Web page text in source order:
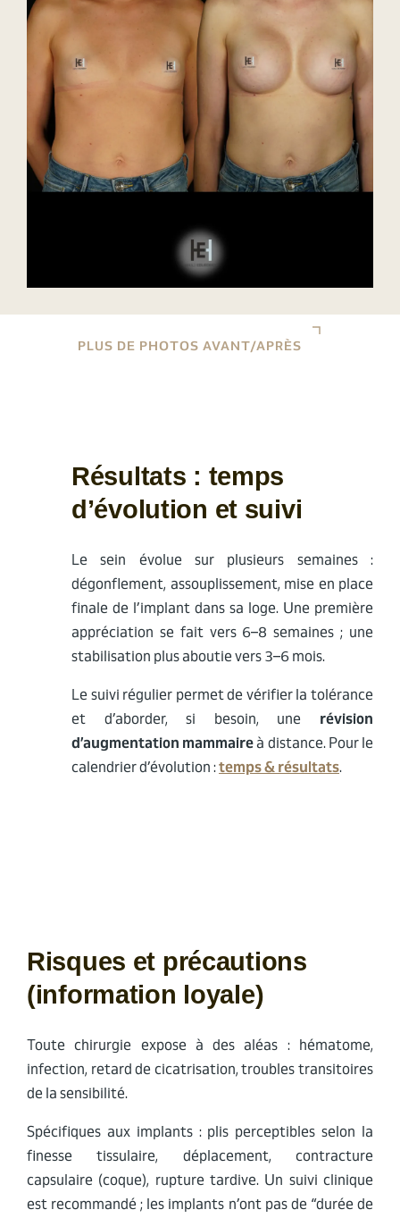
PLUS DE PHOTOS AVANT/APRÈS
Résultats : temps
d’évolution et suivi
Le sein évolue sur plusieurs semaines :
dégonflement, assouplissement, mise en place
finale de l’implant dans sa loge. Une première
appréciation se fait vers 6–8 semaines ; une
stabilisation plus aboutie vers 3–6 mois.
Le suivi régulier permet de vérifier la tolérance
et d’aborder, si besoin, une révision
d’augmentation mammaireà distance. Pour le
calendrier d’évolution :temps & résultats.
Risques et précautions
(information loyale)
Toute chirurgie expose à des aléas : hématome,
infection, retard de cicatrisation, troubles transitoires
de la sensibilité.
Spécifiques aux implants : plis perceptibles selon la
finesse tissulaire, déplacement, contracture
capsulaire (coque), rupture tardive. Un suivi clinique
est recommandé ; les implants n’ont pas de “durée de